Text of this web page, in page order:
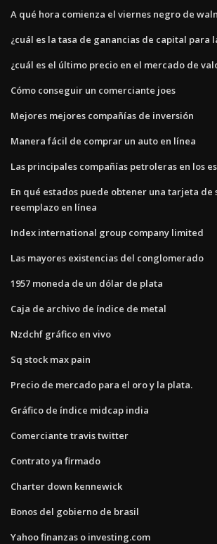
A qué hora comienza el viernes negro de
¿cuál es la tasa de ganancias de capital para
¿cuál es el último precio en el mercado de
Cómo conseguir un comerciante joes
Mejores mejores compañías de inversión
Manera fácil de comprar un auto en línea
Las principales compañías petroleras en los
En qué estados puede obtener una tarjeta
reemplazo en línea
Index international group company limited
Las mayores existencias del conglomerado
1957 moneda de un dólar de plata
Caja de archivo de índice de metal
Nzdchf gráfico en vivo
Sq stock max pain
Precio de mercado para el oro y la plata.
Gráfico de índice midcap india
Comerciante travis twitter
Contrato ya firmado
Charter down kennewick
Bonos del gobierno de brasil
Yahoo finanzas o investing.com